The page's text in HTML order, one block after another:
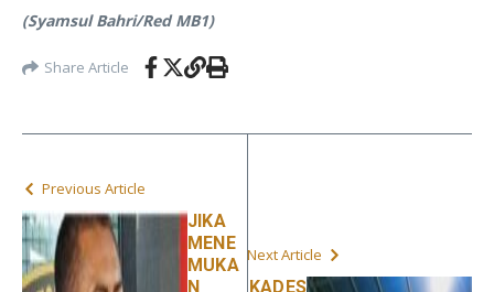
(Syamsul Bahri/Red MB1)
Share Article
Previous Article
JIKA
MENE
MUKA
N
Next Article
KADES